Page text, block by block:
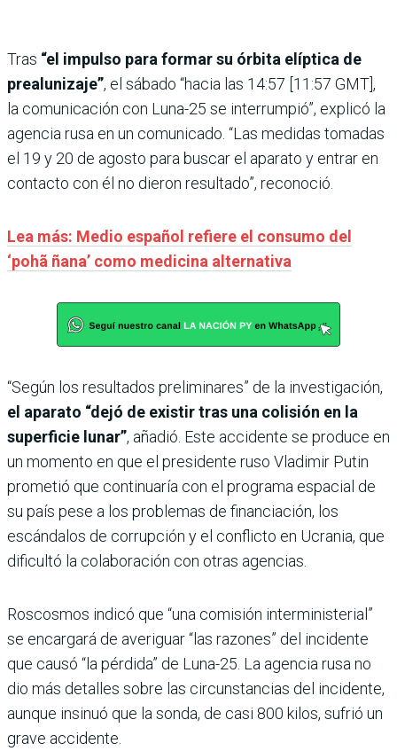
Tras “el impulso para formar su órbita elíptica de
prealunizaje”, el sábado “hacia las 14:57 [11:57 GMT],
la comunicación con Luna-25 se interrumpió”, explicó la
agencia rusa en un comunicado. “Las medidas tomadas
el 19 y 20 de agosto para buscar el aparato y entrar en
contacto con él no dieron resultado”, reconoció.
Lea más: Medio español refiere el consumo del
‘pohã ñana’ como medicina alternativa
“Según los resultados preliminares” de la investigación,
el aparato “dejó de existir tras una colisión en la
superficie lunar”, añadió. Este accidente se produce en
un momento en que el presidente ruso Vladimir Putin
prometió que continuaría con el programa espacial de
su país pese a los problemas de financiación, los
escándalos de corrupción y el conflicto en Ucrania, que
dificultó la colaboración con otras agencias.
Roscosmos indicó que “una comisión interministerial”
se encargará de averiguar “las razones” del incidente
que causó “la pérdida” de Luna-25. La agencia rusa no
dio más detalles sobre las circunstancias del incidente,
aunque insinuó que la sonda, de casi 800 kilos, sufrió un
grave accidente.